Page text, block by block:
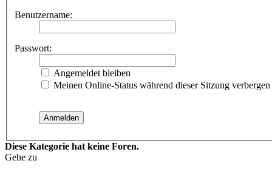
Benutzername:
Passwort:
Angemeldet bleiben
Meinen Online-Status während dieser Sitzung verbergen
Diese Kategorie hat keine Foren.
Gehe zu